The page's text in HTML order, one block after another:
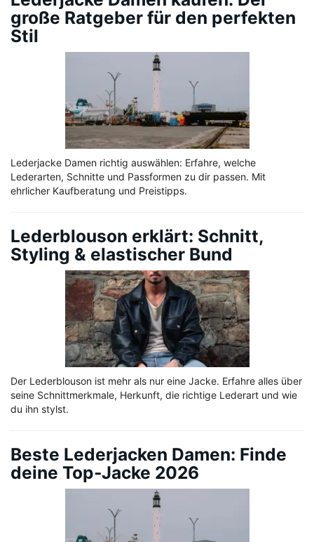
große Ratgeber für den perfekten
Stil
Lederjacke Damen richtig auswählen: Erfahre, welche
Lederarten, Schnitte und Passformen zu dir passen. Mit
ehrlicher Kaufberatung und Preistipps.
Lederblouson erklärt: Schnitt,
Styling & elastischer Bund
Der Lederblouson ist mehr als nur eine Jacke. Erfahre alles über
seine Schnittmerkmale, Herkunft, die richtige Lederart und wie
du ihn stylst.
Beste Lederjacken Damen: Finde
deine Top-Jacke 2026